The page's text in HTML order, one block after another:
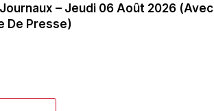
– Jeudi 06 Août 2026 (Avec
De Presse)